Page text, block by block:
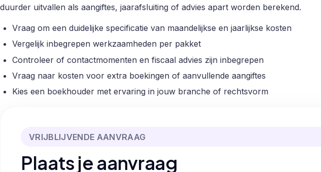
duurder uitvallen als aangiftes, jaarafsluiting of advies apart worden berekend.
Vraag om een duidelijke specificatie van maandelijkse en jaarlijkse kosten
Vergelijk inbegrepen werkzaamheden per pakket
Controleer of contactmomenten en fiscaal advies zijn inbegrepen
Vraag naar kosten voor extra boekingen of aanvullende aangiftes
Kies een boekhouder met ervaring in jouw branche of rechtsvorm
VRIJBLIJVENDE AANVRAAG
Plaats je aanvraag